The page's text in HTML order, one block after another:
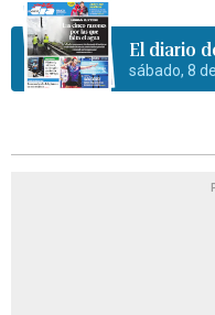
El diario
sábado, 8